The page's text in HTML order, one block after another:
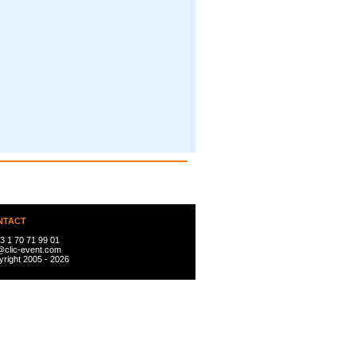
1 70 71 99 01
event.com
2005 - 2026